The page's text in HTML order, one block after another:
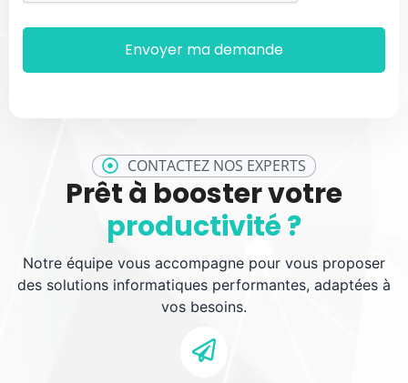
CONTACTEZ NOS EXPERTS
Prêt à booster votre
productivité ?
Notre équipe vous accompagne pour vous proposer
des solutions informatiques performantes, adaptées à
vos besoins.